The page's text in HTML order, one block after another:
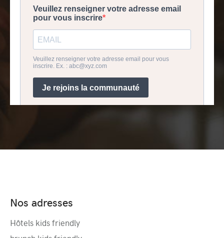
Nos adresses
Hôtels kids friendly